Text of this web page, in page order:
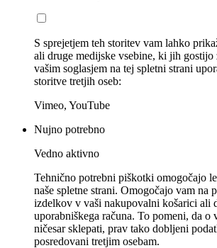
S sprejetjem teh storitev vam lahko
ali druge medijske vsebine, ki jih
vašim soglasjem na tej spletni strani
storitve tretjih oseb:
Vimeo, YouTube
Nujno potrebno
Vedno aktivno
Tehnično potrebni piškotki omogočajo
naše spletne strani. Omogočajo vam na
izdelkov v vaši nakupovalni košarici ali
uporabniškega računa. To pomeni, da o
ničesar sklepati, prav tako dobljeni
posredovani tretjim osebam.